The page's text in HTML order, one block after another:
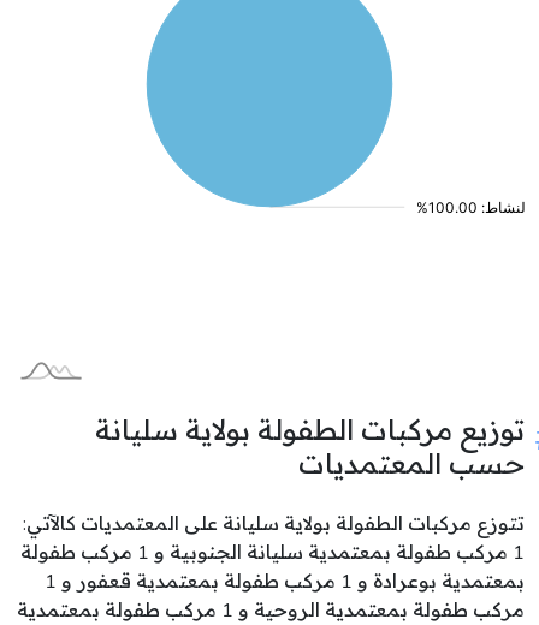
توزيع مركبات الطفولة بولاية سليانة
حسب المعتمديات
تتوزع مركبات الطفولة بولاية سليانة على المعتمديات كالآتي:
1 مركب طفولة بمعتمدية سليانة الجنوبية و 1 مركب طفولة
بمعتمدية بوعرادة و 1 مركب طفولة بمعتمدية قعفور و 1
مركب طفولة بمعتمدية الروحية و 1 مركب طفولة بمعتمدية